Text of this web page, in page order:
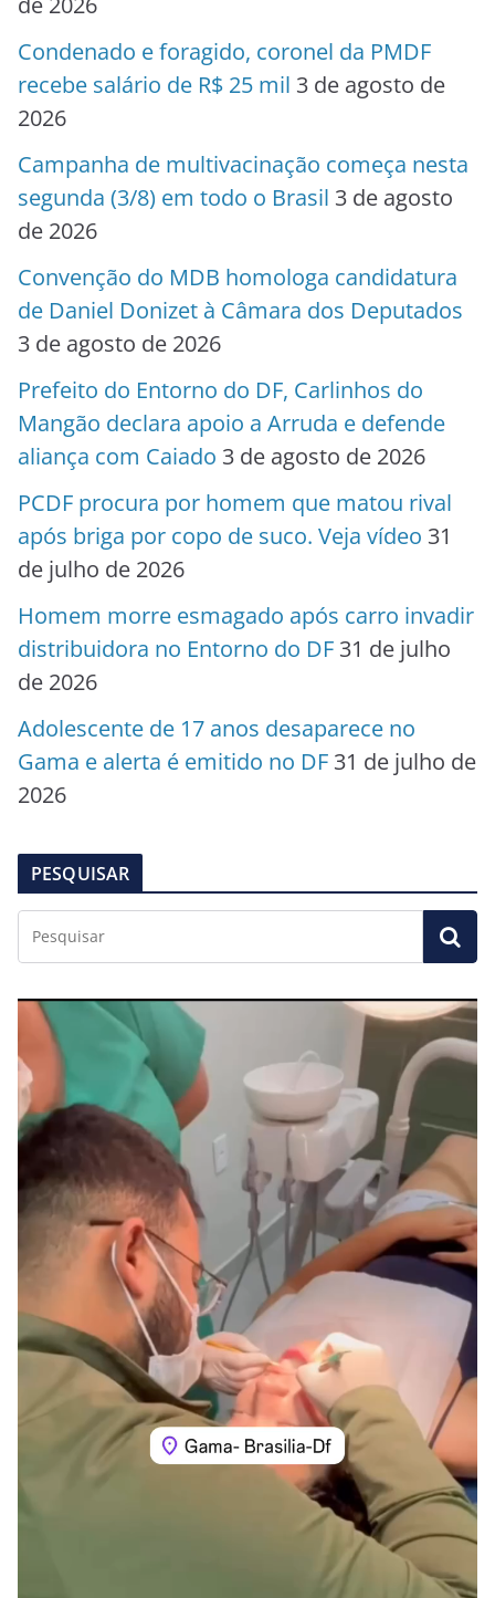
Condenado e foragido, coronel da PMDF
recebe salário de R$ 25 mil 3 de agosto de
2026
Campanha de multivacinação começa nesta
segunda (3/8) em todo o Brasil 3 de agosto
de 2026
Convenção do MDB homologa candidatura
de Daniel Donizet à Câmara dos Deputados
3 de agosto de 2026
Prefeito do Entorno do DF, Carlinhos do
Mangão declara apoio a Arruda e defende
aliança com Caiado 3 de agosto de 2026
PCDF procura por homem que matou rival
após briga por copo de suco. Veja vídeo 31
de julho de 2026
Homem morre esmagado após carro invadir
distribuidora no Entorno do DF 31 de julho
de 2026
Adolescente de 17 anos desaparece no
Gama e alerta é emitido no DF 31 de julho de
2026
PESQUISAR